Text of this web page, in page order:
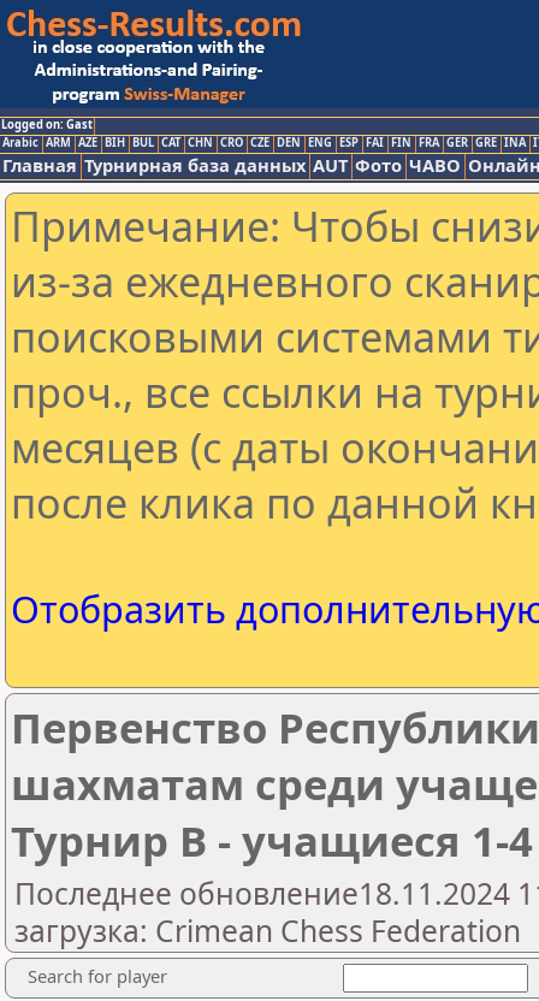
Logged on: Gast
Arabic ARM AZE BIH BUL CAT CHN CRO CZE DEN ENG ESP FAI FIN FRA GER GRE INA
Главная Турнирная база данных AUT Фото ЧАВО
Примечание: Чтобы
из-за ежедневного
поисковыми системами
проч., все ссылки на
месяцев (с даты
после клика по данной
Отобразить
Первенство
шахматам среди
Турнир В - учащиеся 1-
Последнее обновление18.11.2024
загрузка: Crimean Chess Federation
Search for player